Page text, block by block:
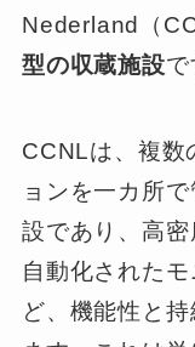
Nederland（
型の収蔵施設で
CCNLは、複数
ョンを一カ所
設であり、高密
自動化された
ど、機能性と